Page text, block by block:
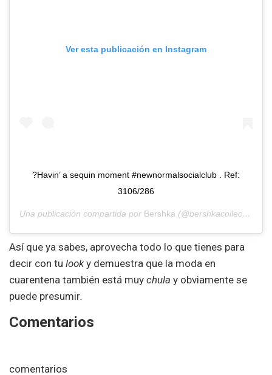
Ver esta publicación en Instagram
?Havin’ a sequin moment #newnormalsocialclub . Ref:
3106/286
Una publicación compartida por Bershka (@bershkacollection) el
Así que ya sabes, aprovecha todo lo que tienes para
decir con tu looky demuestra que la moda en
cuarentena también está muy chula y obviamente se
puede presumir.
Comentarios
comentarios